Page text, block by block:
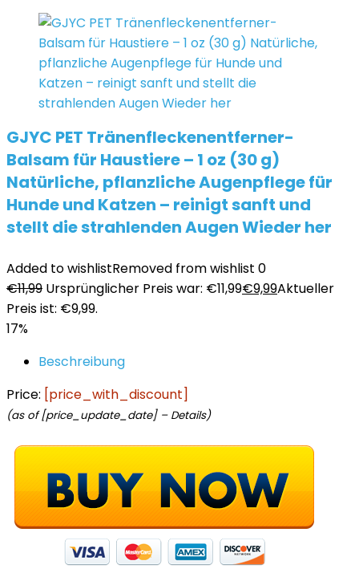
GJYC PET Tränenfleckenentferner-
Balsam für Haustiere – 1 oz (30 g)
Natürliche, pflanzliche Augenpflege für
Hunde und Katzen – reinigt sanft und
stellt die strahlenden Augen Wieder her
Added to wishlistRemoved from wishlist 0
€11,99 Ursprünglicher Preis war: €11,99€9,99Aktueller
Preis ist: €9,99.
17%
Beschreibung
Price: [price_with_discount]
(as of [price_update_date] – Details)